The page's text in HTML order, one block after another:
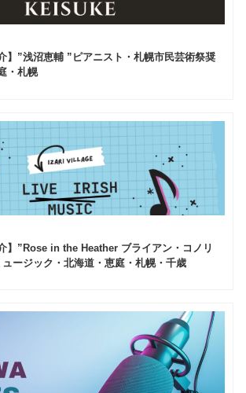
】”浅沼恵輔 ”ピアニスト・札幌市民芸術祭奨
・札幌
】”Rose in the Heather ブライアン・コノリ
ージック・北海道・恵庭・札幌・千歳